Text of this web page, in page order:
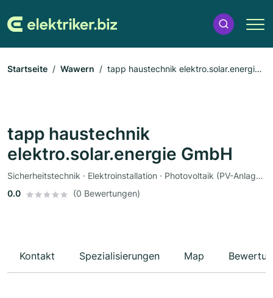
Startseite Wawern
tapp haustechnik elektro.solar.energie
tapp haustechnik
elektro.solar.energie GmbH
Sicherheitstechnik · Elektroinstallation · Photovoltaik (PV-Anlagen) · Solar und Photovoltaik · Solaranlagen · Elektriker
0.0
(0 Bewertungen)
Kontakt Spezialisierungen Map